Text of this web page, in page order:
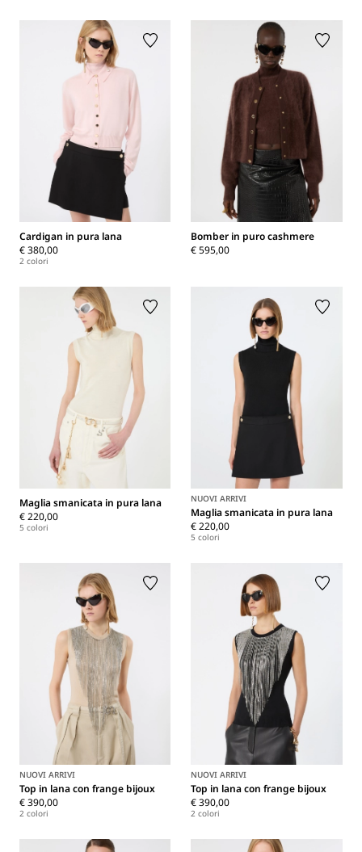
Cardigan in pura lana
€ 380,00
2 colori
Bomber in puro cashmere
€ 595,00
Maglia smanicata in pura lana
€ 220,00
5 colori
NUOVI ARRIVI
Maglia smanicata in pura lana
€ 220,00
5 colori
NUOVI ARRIVI
Top in lana con frange bijoux
€ 390,00
2 colori
NUOVI ARRIVI
Top in lana con frange bijoux
€ 390,00
2 colori